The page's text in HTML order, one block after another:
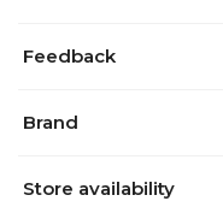
Feedback
Brand
Store availability